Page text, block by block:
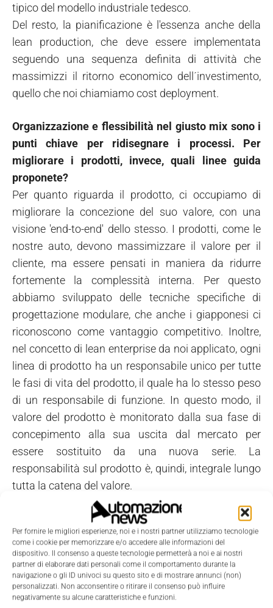
Per fornire le migliori esperienze, noi e i nostri partner utilizziamo tecnologie
come i cookie per memorizzare e/o accedere alle informazioni del
dispositivo. Il consenso a queste tecnologie permetterà a noi e ai nostri
partner di elaborare dati personali come il comportamento durante la
navigazione o gli ID univoci su questo sito e di mostrare annunci (non)
personalizzati. Non acconsentire o ritirare il consenso può influire
negativamente su alcune caratteristiche e funzioni.
tipico del modello industriale tedesco.
Del resto, la pianificazione è l'essenza anche della
lean production, che deve essere implementata
seguendo una sequenza definita di attività che
massimizzi il ritorno economico dell´investimento,
quello che noi chiamiamo cost deployment.
Organizzazione e flessibilità nel giusto mix sono i
punti chiave per ridisegnare i processi. Per
migliorare i prodotti, invece, quali linee guida
proponete?
Per quanto riguarda il prodotto, ci occupiamo di
migliorare la concezione del suo valore, con una
visione 'end-to-end' dello stesso. I prodotti, come le
nostre auto, devono massimizzare il valore per il
cliente, ma essere pensati in maniera da ridurre
fortemente la complessità interna. Per questo
abbiamo sviluppato delle tecniche specifiche di
progettazione modulare, che anche i giapponesi ci
riconoscono come vantaggio competitivo. Inoltre,
nel concetto di lean enterprise da noi applicato, ogni
linea di prodotto ha un responsabile unico per tutte
le fasi di vita del prodotto, il quale ha lo stesso peso
di un responsabile di funzione. In questo modo, il
valore del prodotto è monitorato dalla sua fase di
concepimento alla sua uscita dal mercato per
essere sostituito da una nuova serie. La
responsabilità sul prodotto è, quindi, integrale lungo
tutta la catena del valore.
Avete un'esperienza di oltre dieci anni nel
machinery. Quali sono le peculiarità di questo
settore, che in Italia rappresenta il 30% del vostro
mercato di riferimento?
Le aziende che costruiscono macchine e impianti
hanno essenzialmente il problema di dover